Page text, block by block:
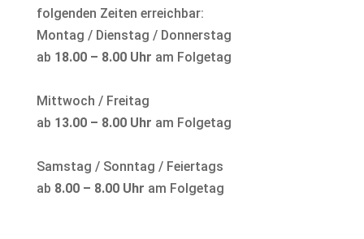
folgenden Zeiten erreichbar:
Montag / Dienstag / Donnerstag
ab 18.00 – 8.00 Uhr am Folgetag
Mittwoch / Freitag
ab 13.00 – 8.00 Uhr am Folgetag
Samstag / Sonntag / Feiertags
ab 8.00 – 8.00 Uhr am Folgetag